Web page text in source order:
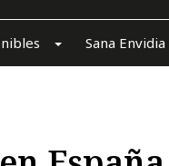
Sana Envidia